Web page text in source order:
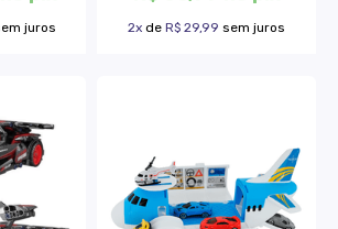
juros 2x de R$ 29,99 sem juros